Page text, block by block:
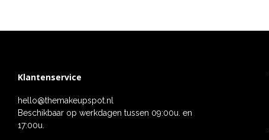
Klantenservice
hello@themakeupspot.nl
Beschikbaar op werkdagen tussen 09:00u. en
17:00u.